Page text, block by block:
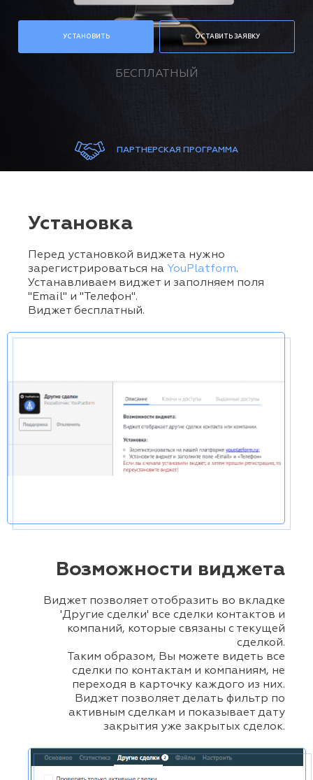
УСТАНОВИТЬ ОСТАВИТЬ ЗАЯВКУ
БЕСПЛАТНЫЙ
ПАРТНЕРСКАЯ ПРОГРАММА
Установка
Перед установкой виджета нужно
зарегистрироваться на YouPlatform.
Устанавливаем виджет и заполняем поля
"Email" и "Телефон".
Виджет бесплатный.
Возможности виджета
Виджет позволяет отобразить во вкладке
'Другие сделки' все сделки контактов и
компаний, которые связаны с текущей
сделкой.
Таким образом, Вы можете видеть все
сделки по контактам и компаниям, не
переходя в карточку каждого из них.
Виджет позволяет делать фильтр по
активным сделкам и показывает дату
закрытия уже закрытых сделок.